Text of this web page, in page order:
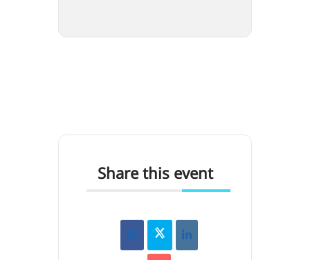
Share this event